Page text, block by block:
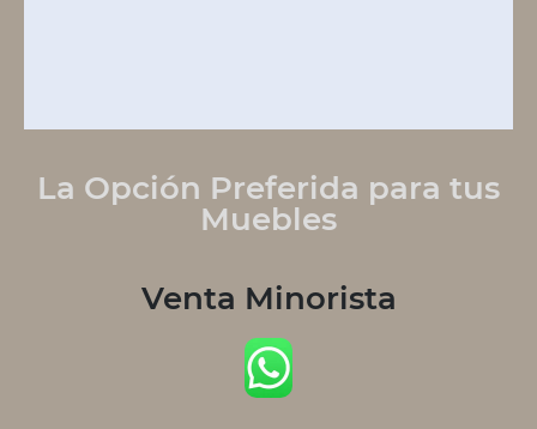
La Opción Preferida para tus
Muebles
Venta Minorista